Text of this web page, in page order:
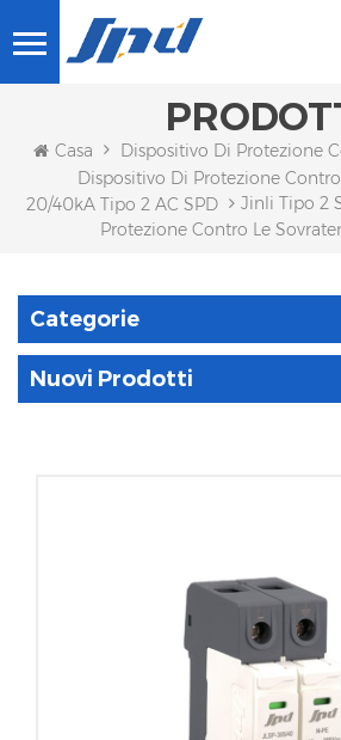
Casa
Dispositivo Di Protezione
Dispositivo Di Protezione Contro
20/40kA Tipo 2 AC SPD
Jinli Tipo 2
Protezione Contro Le
Categorie
Nuovi Prodotti